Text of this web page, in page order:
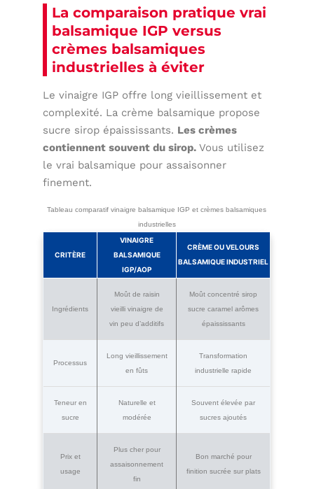
La comparaison pratique vrai
balsamique IGP versus
crèmes balsamiques
industrielles à éviter
Le vinaigre IGP offre long vieillissement et
complexité. La crème balsamique propose
sucre sirop épaississants. Les crèmes
contiennent souvent du sirop. Vous utilisez
le vrai balsamique pour assaisonner
finement.
Tableau comparatif vinaigre balsamique IGP et crèmes balsamiques
industrielles
CRITÈRE
VINAIGRE
BALSAMIQUE
IGP/AOP
CRÈME OU VELOURS
BALSAMIQUE INDUSTRIEL
Ingrédients
Moût de raisin
vieilli vinaigre de
vin peu d’additifs
Moût concentré sirop
sucre caramel arômes
épaississants
Processus
Long vieillissement
en fûts
Transformation
industrielle rapide
Teneur en
sucre
Naturelle et
modérée
Souvent élevée par
sucres ajoutés
Prix et
usage
Plus cher pour
assaisonnement
fin
Bon marché pour
finition sucrée sur plats